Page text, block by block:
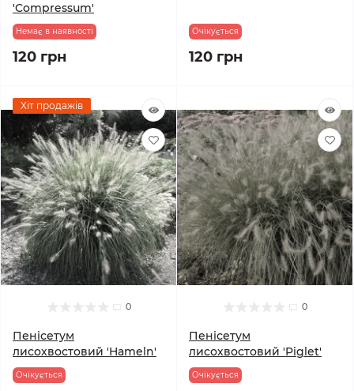
'Compressum'
Немає в наявності
120 грн
Очікується
120 грн
Хіт продажів
0
Пенісетум
лисохвостовий 'Hameln'
Очікується
0
Пенісетум
лисохвостовий 'Piglet'
Очікується